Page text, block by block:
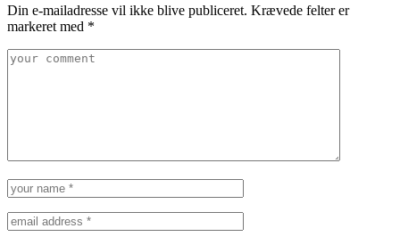
Din e-mailadresse vil ikke blive publiceret. Krævede felter er
markeret med *